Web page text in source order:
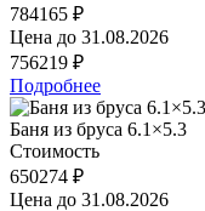
784165 ₽
Цена до 31.08.2026
756219 ₽
Подробнее
Баня из бруса 6.1×5.3
Стоимость
650274 ₽
Цена до 31.08.2026